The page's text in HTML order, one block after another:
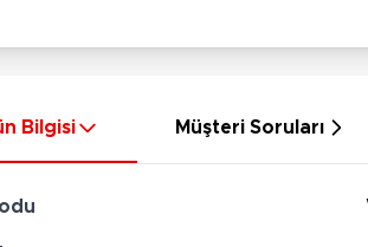
Bilgisi Müşteri Soruları